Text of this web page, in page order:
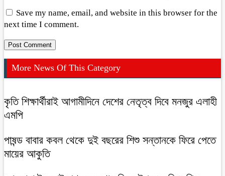
Save my name, email, and website in this browser for the
next time I comment.
More News Of This Category
কৃতি শিক্ষার্থীরাই আগামীদিনে দেশের নেতৃত্ব দিবে মনজুর এলাহী
এমপি
পাষন্ড বাবার কবল থেকে দুই বছরের শিশু সন্তানকে ফিরে পেতে
মায়ের আকুতি